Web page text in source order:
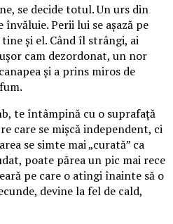
se decide totul. Un urs din
Perii lui se așază pe
și el. Când îl strângi, ai
cam dezordonat, un nor
și a prins miros de
te întâmpină cu o suprafață
care se mișcă independent, ci
se simte mai „curată” ca
poate părea un pic mai rece
pe care o atingi înainte să o
devine la fel de cald,